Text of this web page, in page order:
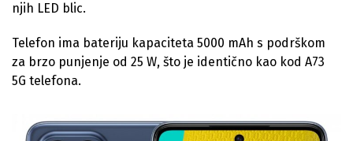
njih LED blic.
Telefon ima bateriju kapaciteta 5000 mAh s podrškom
za brzo punjenje od 25 W, što je identično kao kod A73
5G telefona.